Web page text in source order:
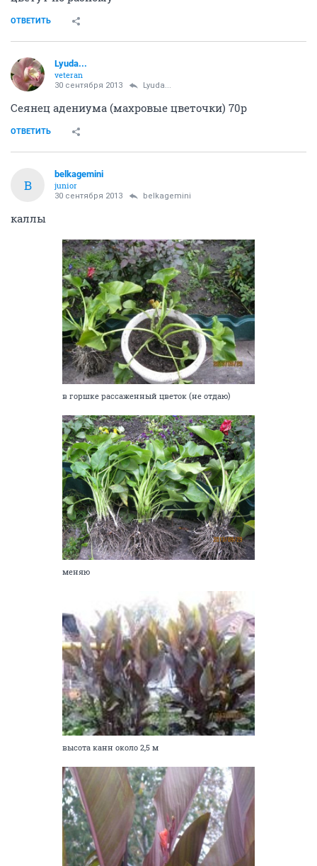
ОТВЕТИТЬ
Lyuda...
veteran
30 сентября 2013 Lyuda...
Сеянец адениума (махровые цветочки) 70р
ОТВЕТИТЬ
B
belkagemini
junior
30 сентября 2013 belkagemini
каллы
в горшке рассаженный цветок (не отдаю)
меняю
высота канн около 2,5 м